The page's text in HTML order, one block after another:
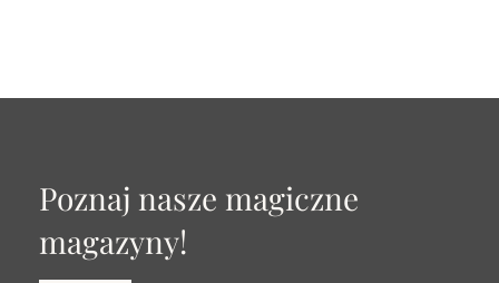
Poznaj nasze magiczne
magazyny!